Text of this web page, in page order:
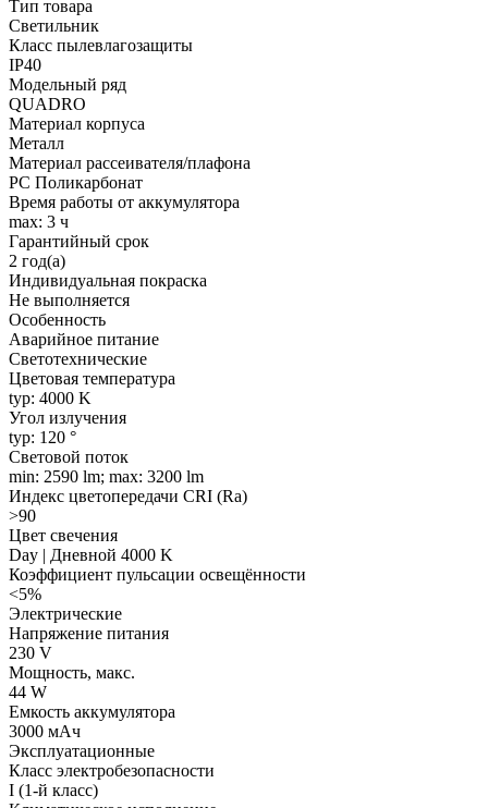
Тип товара
Светильник
Класс пылевлагозащиты
IP40
Модельный ряд
QUADRO
Материал корпуса
Металл
Материал рассеивателя/плафона
PC Поликарбонат
Время работы от аккумулятора
max: 3 ч
Гарантийный срок
2 год(а)
Индивидуальная покраска
Не выполняется
Особенность
Аварийное питание
Светотехнические
Цветовая температура
typ: 4000 K
Угол излучения
typ: 120 °
Световой поток
min: 2590 lm; max: 3200 lm
Индекс цветопередачи CRI (Ra)
>90
Цвет свечения
Day | Дневной 4000 K
Коэффициент пульсации освещённости
<5%
Электрические
Напряжение питания
230 V
Мощность, макс.
44 W
Емкость аккумулятора
3000 мАч
Эксплуатационные
Класс электробезопасности
I (1-й класс)